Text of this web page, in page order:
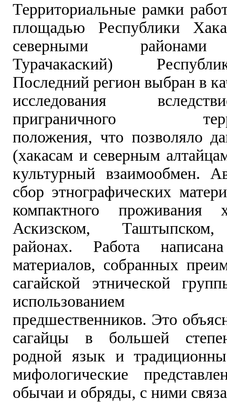
Территориальные рамки
площадью Республики
северными
Турачакаский)
Последний регион выбран в
исследования
приграничного
положения, что позволяло
(хакасам и северным
культурный взаимообмен.
сбор этнографических
компактного
Аскизском,
районах. Работа
материалов, собранных
сагайской этнической
использованием
предшественников. Это
сагайцы в большей
родной язык и
мифологические
обычаи и обряды, с ними